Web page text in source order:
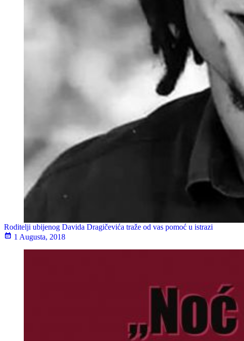
Roditelji ubijenog Davida Dragičevića traže od vas pomoć u istrazi
1 Augusta, 2018